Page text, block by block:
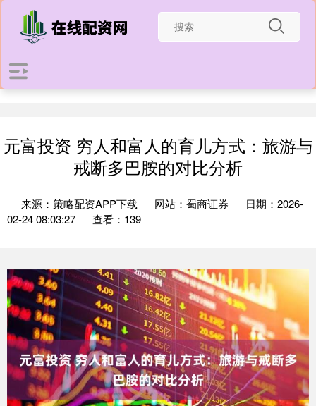
元富投资 穷人和富人的育儿方式：旅游与
戒断多巴胺的对比分析
来源：策略配资APP下载 网站：蜀商证券
日期：2026-
02-24 08:03:27
查看：139